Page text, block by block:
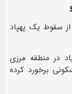
از سقوط یک پهپاد
در منطقه مرزی
برخورد کرده